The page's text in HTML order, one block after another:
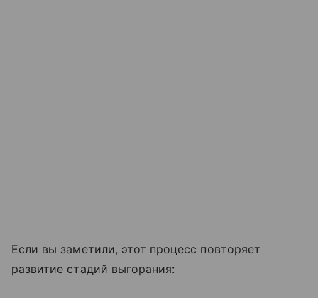
Если вы заметили, этот процесс повторяет
развитие стадий выгорания: